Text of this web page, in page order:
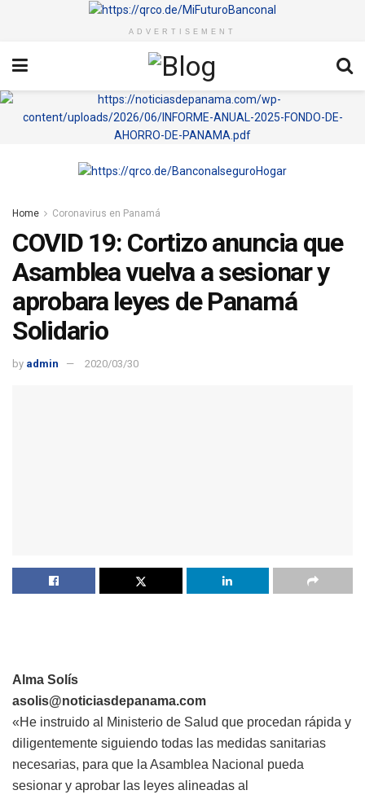
ADVERTISEMENT
Home Coronavirus en Panamá
COVID 19: Cortizo anuncia que
Asamblea vuelva a sesionar y
aprobara leyes de Panamá
Solidario
by admin 2020/03/30
Alma Solís
asolis@noticiasdepanama.com
«He instruido al
Ministerio de Salud que procedan rápida y
diligentemente siguiendo todas las medidas sanitarias
necesarias, para que la Asamblea Nacional pueda
sesionar y aprobar las leyes alineadas al